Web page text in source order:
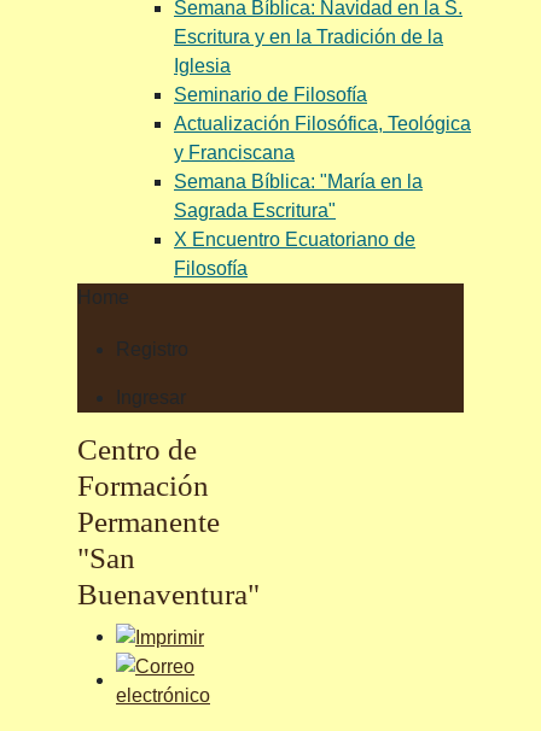
Semana Bíblica: Navidad en la S.
Escritura y en la Tradición de la
Iglesia
Seminario de Filosofía
Actualización Filosófica, Teológica
y Franciscana
Semana Bíblica: "María en la
Sagrada Escritura"
X Encuentro Ecuatoriano de
Filosofía
Home
Registro
Ingresar
Centro de
Formación
Permanente
"San
Buenaventura"